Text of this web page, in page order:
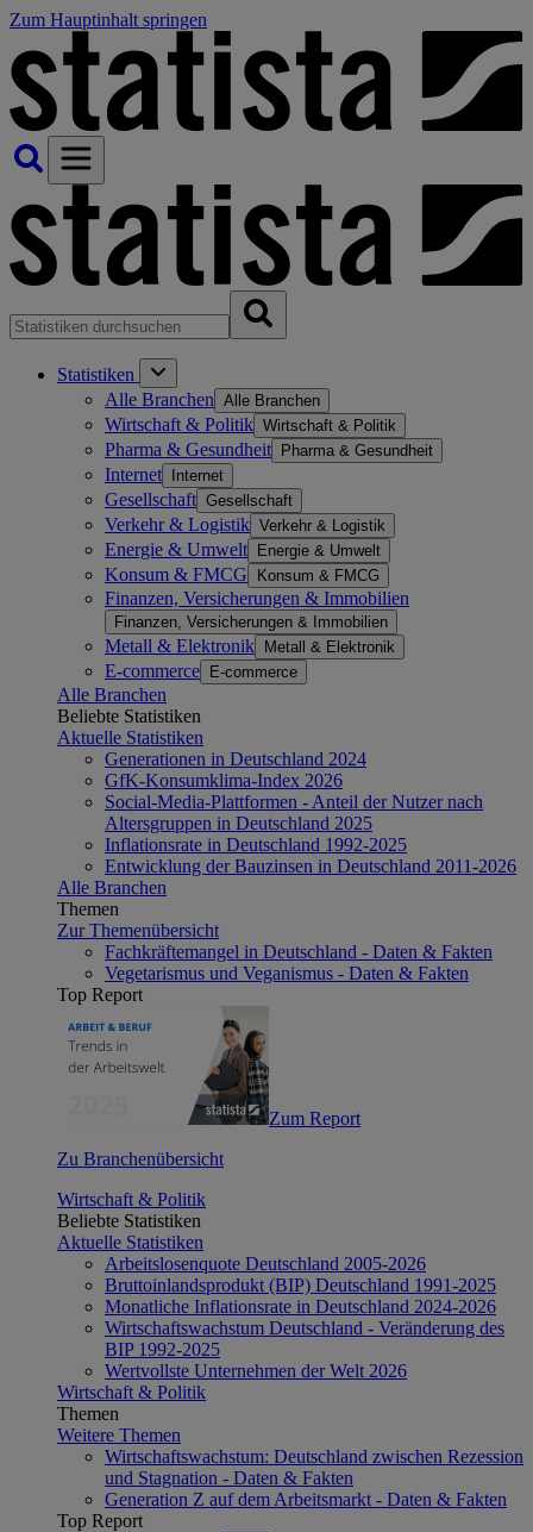
Zum Hauptinhalt springen
Statistiken
Alle Branchen Alle Branchen
Wirtschaft & Politik Wirtschaft & Politik
Pharma & Gesundheit Pharma & Gesundheit
Internet Internet
Gesellschaft Gesellschaft
Verkehr & Logistik Verkehr & Logistik
Energie & Umwelt Energie & Umwelt
Konsum & FMCG Konsum & FMCG
Finanzen, Versicherungen & Immobilien
Finanzen, Versicherungen & Immobilien
Metall & Elektronik Metall & Elektronik
E-commerce E-commerce
Alle Branchen
Beliebte Statistiken
Aktuelle Statistiken
Generationen in Deutschland 2024
GfK-Konsumklima-Index 2026
Social-Media-Plattformen - Anteil der Nutzer nach
Altersgruppen in Deutschland 2025
Inflationsrate in Deutschland 1992-2025
Entwicklung der Bauzinsen in Deutschland 2011-2026
Alle Branchen
Themen
Zur Themenübersicht
Fachkräftemangel in Deutschland - Daten & Fakten
Vegetarismus und Veganismus - Daten & Fakten
Top Report
Zum Report
Zu Branchenübersicht
Wirtschaft & Politik
Beliebte Statistiken
Aktuelle Statistiken
Arbeitslosenquote Deutschland 2005-2026
Bruttoinlandsprodukt (BIP) Deutschland 1991-2025
Monatliche Inflationsrate in Deutschland 2024-2026
Wirtschaftswachstum Deutschland - Veränderung des
BIP 1992-2025
Wertvollste Unternehmen der Welt 2026
Wirtschaft & Politik
Themen
Weitere Themen
Wirtschaftswachstum: Deutschland zwischen Rezession
und Stagnation - Daten & Fakten
Generation Z auf dem Arbeitsmarkt - Daten & Fakten
Top Report